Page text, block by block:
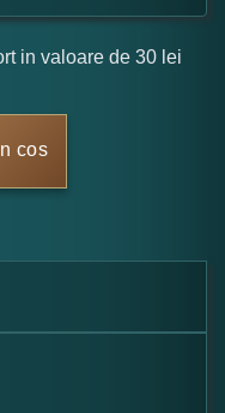
in valoare de 30 lei
cos